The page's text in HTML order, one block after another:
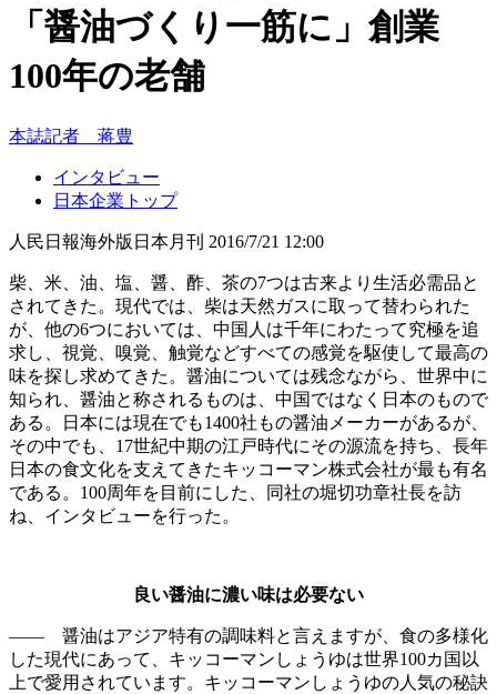
「醤油づくり一筋に」創業
100年の老舗
本誌記者 蒋豊
インタビュー
日本企業トップ
人民日報海外版日本月刊 2016/7/21 12:00
柴、米、油、塩、醤、酢、茶の7つは古来より生活必需品と
されてきた。現代では、柴は天然ガスに取って替わられた
が、他の6つにおいては、中国人は千年にわたって究極を追
求し、視覚、嗅覚、触覚などすべての感覚を駆使して最高の
味を探し求めてきた。醤油については残念ながら、世界中に
知られ、醤油と称されるものは、中国ではなく日本のもので
ある。日本には現在でも1400社もの醤油メーカーがあるが、
その中でも、17世紀中期の江戸時代にその源流を持ち、長年
日本の食文化を支えてきたキッコーマン株式会社が最も有名
である。100周年を目前にした、同社の堀切功章社長を訪
ね、インタビューを行った。
良い醤油に濃い味は必要ない
—— 醤油はアジア特有の調味料と言えますが、食の多様化
した現代にあって、キッコーマンしょうゆは世界100カ国以
上で愛用されています。キッコーマンしょうゆの人気の秘訣